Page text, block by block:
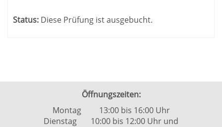
Status: Diese Prüfung ist ausgebucht.
Öffnungszeiten:
Montag 13:00 bis 16:00 Uhr
Dienstag 10:00 bis 12:00 Uhr und